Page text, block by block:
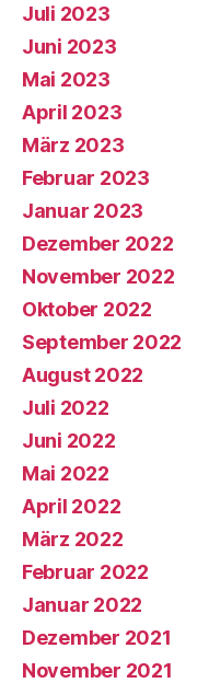
Juli 2023
Juni 2023
Mai 2023
April 2023
März 2023
Februar 2023
Januar 2023
Dezember 2022
November 2022
Oktober 2022
September 2022
August 2022
Juli 2022
Juni 2022
Mai 2022
April 2022
März 2022
Februar 2022
Januar 2022
Dezember 2021
November 2021